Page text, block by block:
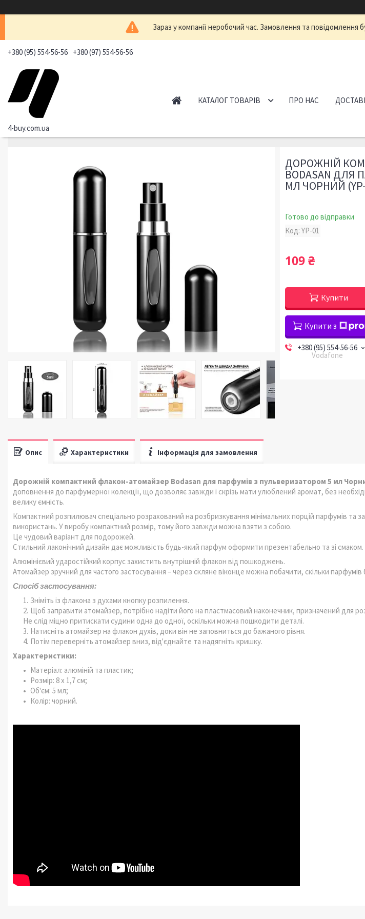
Зараз у компанії неробочий час. Замовлення та повідомлення
+380 (95) 554-56-56 +380 (97) 554-56-56
4-buy.com.ua
КАТАЛОГ ТОВАРІВ ПРО НАС
ДОРОЖНІЙ
BODASAN
МЛ ЧОРНИЙ
Готово до відправки
Код:YP-01
109 ₴
Купити
Купити з
+380 (95) 554-56-56
Vodafone
Опис Характеристики Інформація для замовлення
Дорожній компактний флакон-атомайзер Bodasan для парфумів з пульверизатором 5 мл
доповнення до парфумерної колекції, що дозволяє завжди і скрізь мати улюблений аромат, без
велику ємність.
Компактний розпилювач спеціально розрахований на розбризкування мінімальних порцій парфумів та
використань. У виробу компактний розмір, тому його завжди можна взяти з собою.
Це чудовий варіант для подорожей.
Стильний лаконічний дизайн дає можливість будь-який парфум оформити презентабельно та зі смаком.
Алюмінієвий ударостійкий корпус захистить внутрішній флакон від пошкоджень.
Атомайзер зручний для частого застосування – через скляне віконце можна побачити, скільки
Спосіб застосування:
Зніміть із флакона з духами кнопку розпилення.
Щоб заправити атомайзер, потрібно надіти його на пластмасовий наконечник, призначений для
Не слід міцно притискати судини одна до одної, оскільки можна пошкодити деталі.
Натисніть атомайзер на флакон духів, доки він не заповниться до бажаного рівня.
Потім переверніть атомайзер вниз, від'єднайте та надягніть кришку.
Характеристики:
Матеріал: алюміній та пластик;
Розмір: 8 х 1,7 см;
Об'єм: 5 мл;
Колір: чорний.